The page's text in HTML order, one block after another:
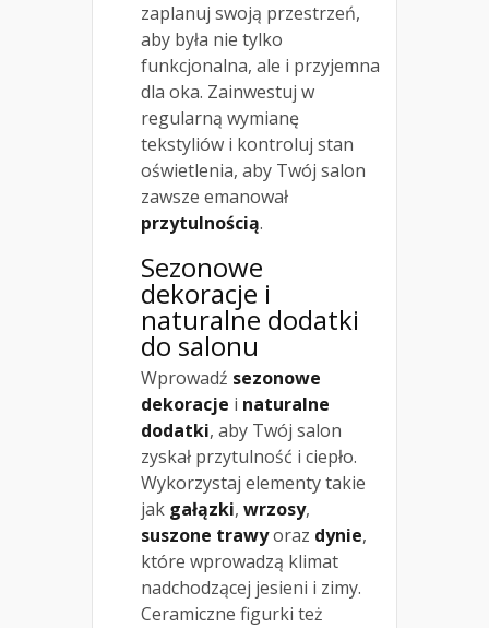
zaplanuj swoją przestrzeń,
aby była nie tylko
funkcjonalna, ale i przyjemna
dla oka. Zainwestuj w
regularną wymianę
tekstyliów i kontroluj stan
oświetlenia, aby Twój salon
zawsze emanował
przytulnością.
Sezonowe
dekoracje i
naturalne dodatki
do salonu
Wprowadź sezonowe
dekoracje i naturalne
dodatki, aby Twój salon
zyskał przytulność i ciepło.
Wykorzystaj elementy takie
jak gałązki, wrzosy,
suszone trawyoraz dynie,
które wprowadzą klimat
nadchodzącej jesieni i zimy.
Ceramiczne figurki też